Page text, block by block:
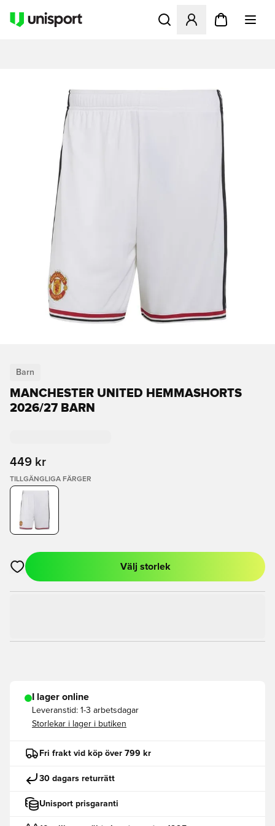
Öppnar en Modal för att
Barn
MANCHESTER UNITED HEMMASHORTS
2026/27 BARN
449 kr
TILLGÄNGLIGA FÄRGER
Öppnar en Modal för att logga in eller registrera dig som
Välj storlek
I lager online
Leveranstid: 1-3 arbetsdagar
Storlekar i lager i butiken
Fri frakt vid köp över 799 kr
30 dagars returrätt
Unisport prisgaranti